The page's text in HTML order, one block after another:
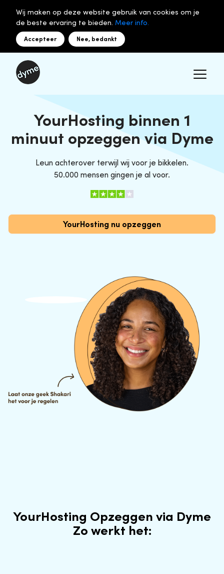
Wij maken op deze website gebruik van cookies om je
de beste ervaring te bieden. Meer info.
Accepteer Nee, bedankt
YourHosting binnen 1
minuut opzeggen via Dyme
Leun achterover terwijl wij voor je bikkelen.
50.000 mensen gingen je al voor.
YourHosting nu opzeggen
YourHosting Opzeggen via Dyme
Zo werkt het: